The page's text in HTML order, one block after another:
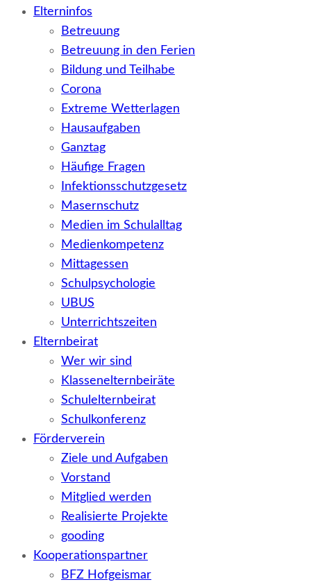
Elterninfos
Betreuung
Betreuung in den Ferien
Bildung und Teilhabe
Corona
Extreme Wetterlagen
Hausaufgaben
Ganztag
Häufige Fragen
Infektionsschutzgesetz
Masernschutz
Medien im Schulalltag
Medienkompetenz
Mittagessen
Schulpsychologie
UBUS
Unterrichtszeiten
Elternbeirat
Wer wir sind
Klassenelternbeiräte
Schulelternbeirat
Schulkonferenz
Förderverein
Ziele und Aufgaben
Vorstand
Mitglied werden
Realisierte Projekte
gooding
Kooperationspartner
BFZ Hofgeismar